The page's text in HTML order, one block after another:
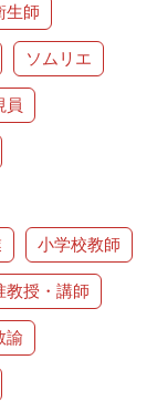
生師
ソムリエ
員
小学校教師
教授・講師
諭